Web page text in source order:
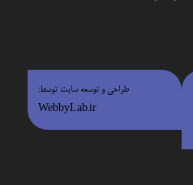
طراحی و توسعه سایت توسط:
WebbyLab.ir